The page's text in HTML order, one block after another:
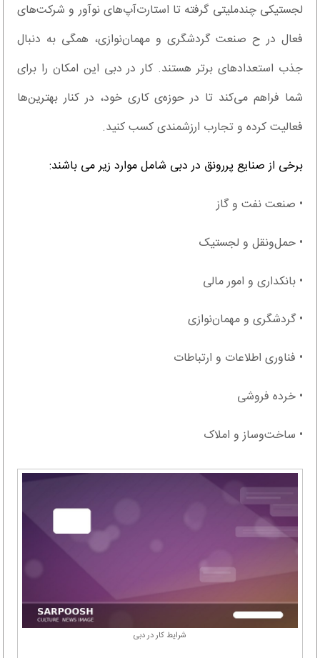
لجستیکی چندملیتی گرفته تا استارت‌آپ‌های نوآور و شرکت‌های
فعال در ح صنعت گردشگری و مهمان‌نوازی، همگی به دنبال
جذب استعدادهای برتر هستند. کار در دبی این امکان را برای
شما فراهم می‌کند تا در حوزه‌ی کاری خود، در کنار بهترین‌ها
فعالیت کرده و تجارب ارزشمندی کسب کنید.
برخی از صنایع پررونق در دبی شامل موارد زیر می باشند:
• صنعت نفت و گاز
• حمل‌ونقل و لجستیک
• بانکداری و امور مالی
• گردشگری و مهمان‌نوازی
• فناوری اطلاعات و ارتباطات
• خرده فروشی
• ساخت‌وساز و املاک
شرایط کار در دبی